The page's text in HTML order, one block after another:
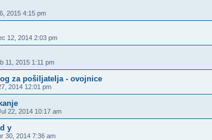
2015 4:15 pm
12, 2014 2:03 pm
11, 2015 1:11 pm
za pošiljatelja - ovojnice
2014 12:01 pm
22, 2014 10:17 am
y
30, 2014 7:36 am